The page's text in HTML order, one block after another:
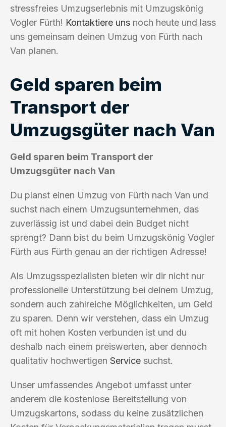
stressfreies Umzugserlebnis mit Umzugskönig
Vogler Fürth! Kontaktiere uns noch heute und lass
uns gemeinsam deinen Umzug von Fürth nach
Van planen.
Geld sparen beim
Transport der
Umzugsgüter nach Van
Geld sparen beim Transport der
Umzugsgüter nach Van
Du planst einen Umzug von Fürth nach Van und
suchst nach einem Umzugsunternehmen, das
zuverlässig ist und dabei dein Budget nicht
sprengt? Dann bist du beim Umzugskönig Vogler
Fürth aus Fürth genau an der richtigen Adresse!
Als Umzugsspezialisten bieten wir dir nicht nur
professionelle Unterstützung bei deinem Umzug,
sondern auch zahlreiche Möglichkeiten, um Geld
zu sparen. Denn wir verstehen, dass ein Umzug
oft mit hohen Kosten verbunden ist und du
deshalb nach einem preiswerten, aber dennoch
qualitativ hochwertigen Service suchst.
Unser umfassendes Angebot umfasst unter
anderem die kostenlose Bereitstellung von
Umzugskartons, sodass du keine zusätzlichen